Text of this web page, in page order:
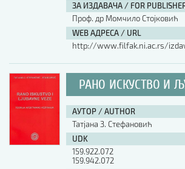
ЗА ИЗДАВАЧА / FOR
Проф. др Момчило Стојковић
WEB АДРЕСА / URL
http://www.filfak.ni.ac.rs/
РАНО ИСКУСТВО И
АУТОР / AUTHOR
Татјана З. Стефановић
UDK
159.922.072
159.942.072